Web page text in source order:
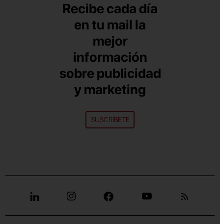
Recibe cada día
en tu mail la
mejor
información
sobre publicidad
y marketing
SUSCRÍBETE